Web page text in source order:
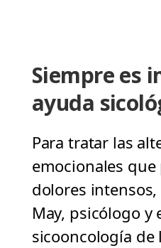
Siempre es
ayuda
Para tratar las
emocionales
dolores intensos,
May, psicólogo y
sicooncología de